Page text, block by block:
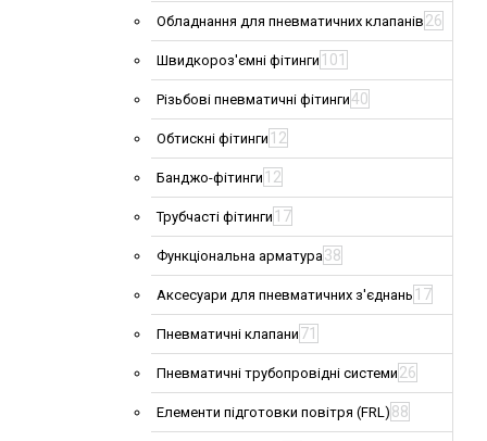
Обладнання для пневматичних клапанів 26
Швидкороз'ємні фітинги 101
Різьбові пневматичні фітинги40
Обтискні фітинги 12
Банджо-фітинги 12
Трубчасті фітинги 17
Функціональна арматура38
Аксесуари для пневматичних з'єднань 17
Пневматичні клапани 71
Пневматичні трубопровідні системи 26
Елементи підготовки повітря (FRL) 88